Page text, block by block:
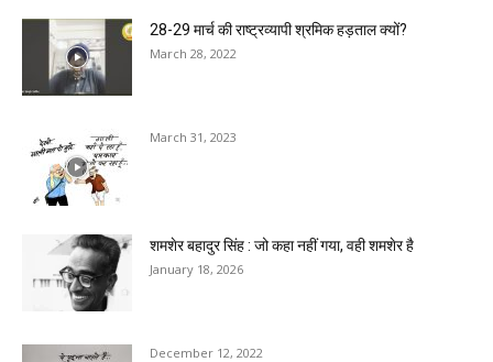
28-29 मार्च की राष्ट्रव्यापी श्रमिक हड़ताल क्यों?
March 28, 2022
March 31, 2023
शमशेर बहादुर सिंह : जो कहा नहीं गया, वही शमशेर है
January 18, 2026
December 12, 2022